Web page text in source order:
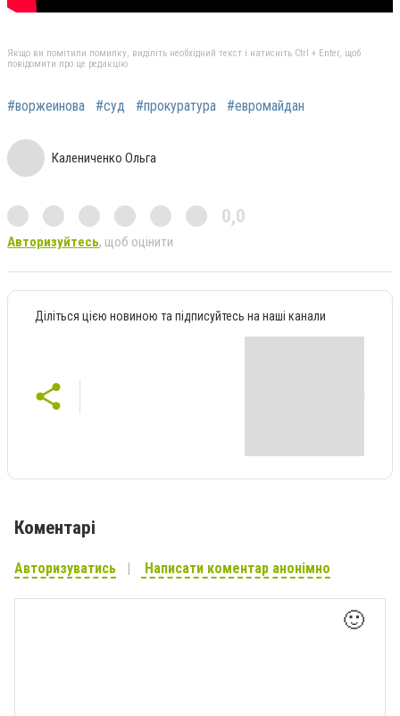
Якщо ви помітили помилку, виділіть необхідний текст і натисніть Ctrl + Enter, щоб
повідомити про це редакцію
#воржеинова #суд #прокуратура #евромайдан
Калениченко Ольга
0,0
Авторизуйтесь, щоб оцінити
Діліться цією новиною та підписуйтесь на наші канали
Коментарі
Авторизуватись Написати коментар анонімно
🙂